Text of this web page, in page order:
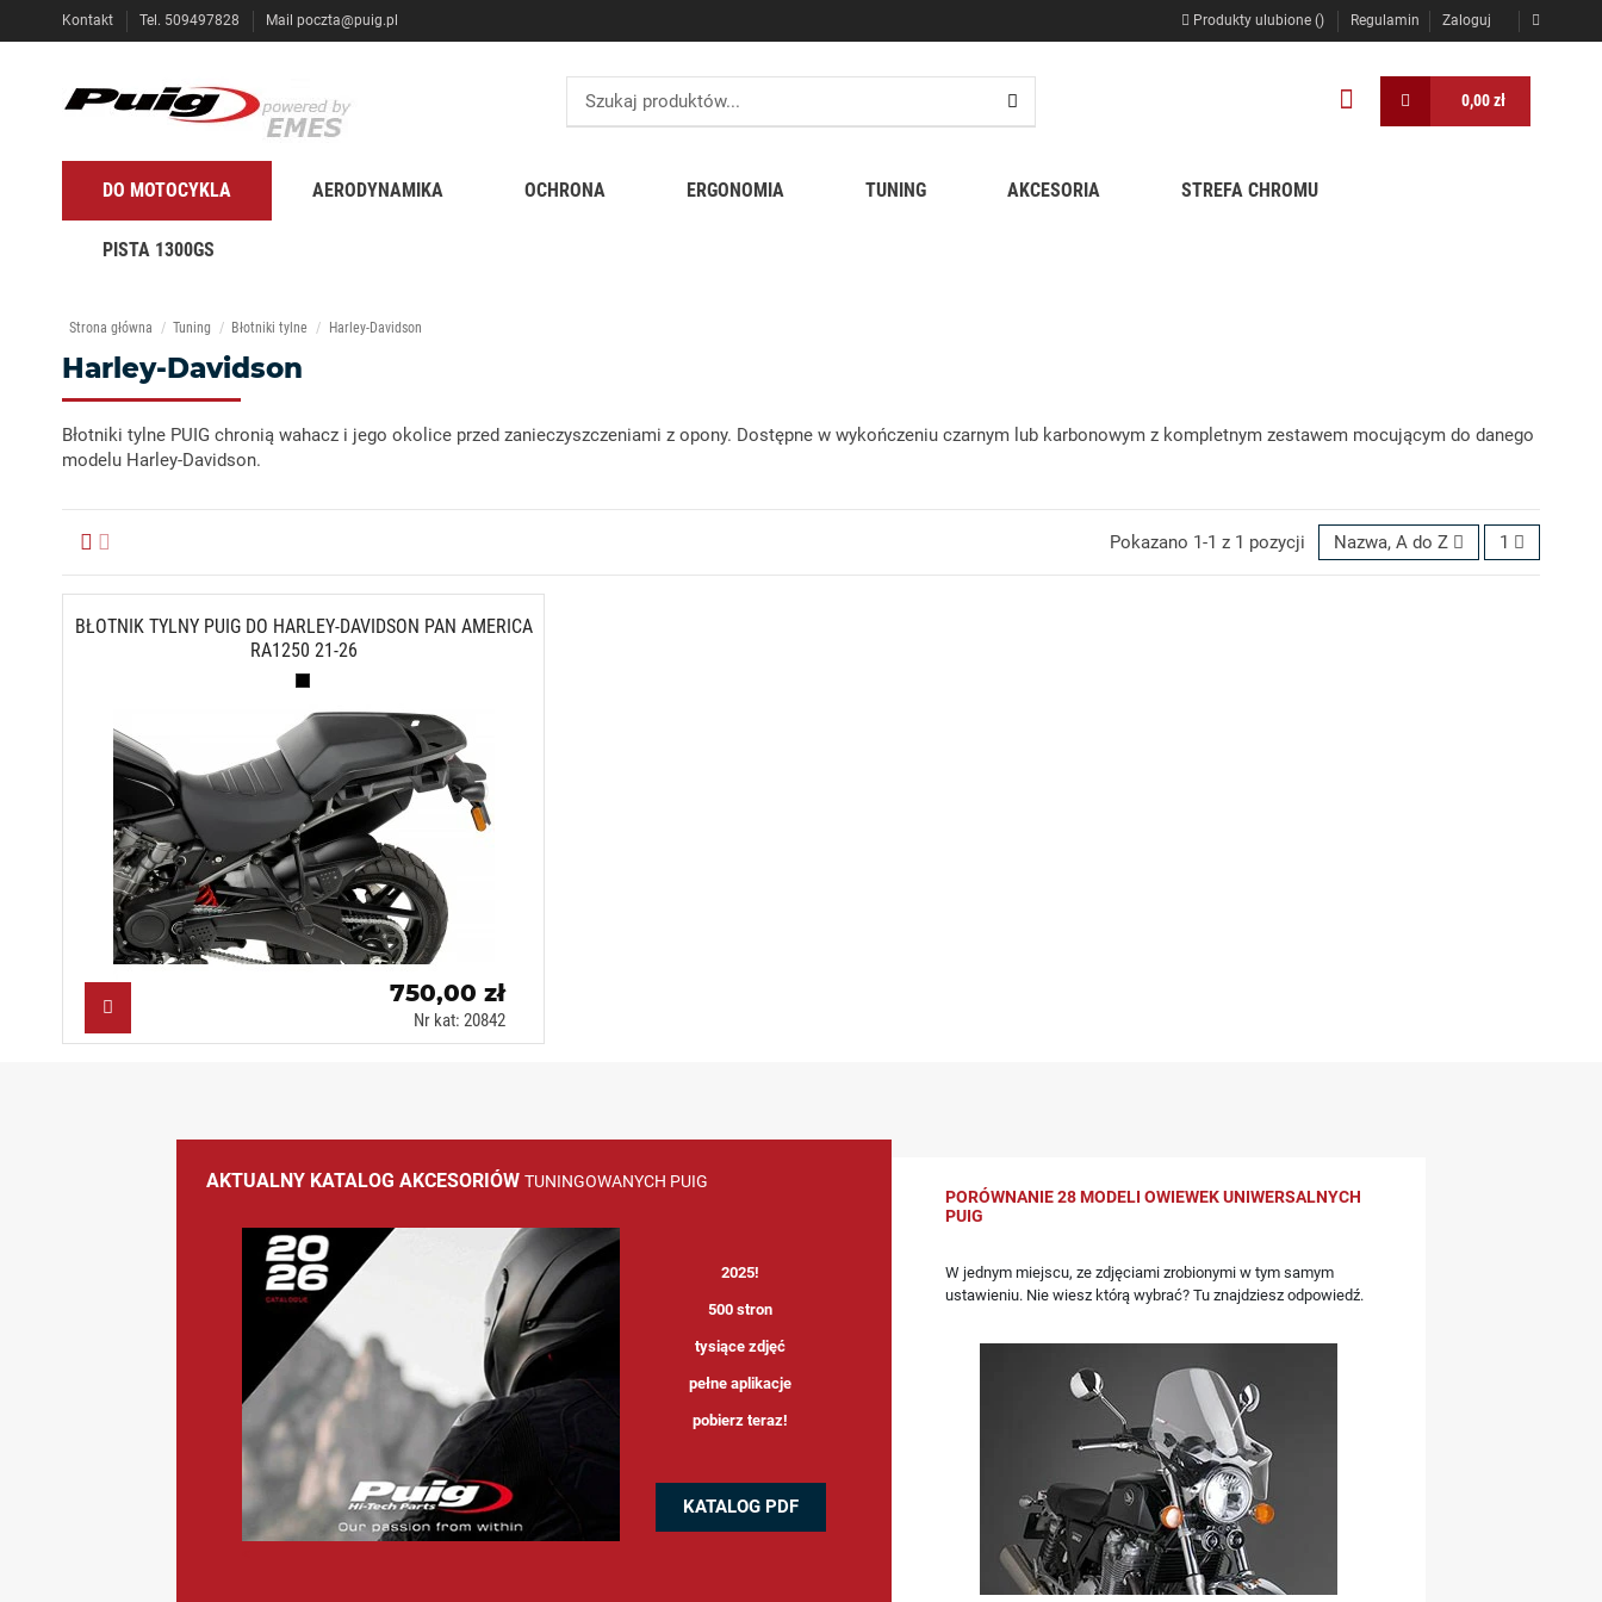
Kontakt Tel. 509497828 Mail poczta@puig.pl Produkty ulubione () Regulamin Zaloguj
0,00 zł
DO MOTOCYKLA AERODYNAMIKA OCHRONA ERGONOMIA TUNING AKCESORIA STREFA CHROMU
PISTA 1300GS
Strona główna Tuning Błotniki tylne Harley-Davidson
Harley-Davidson
Błotniki tylne PUIG chronią wahacz i jego okolice przed zanieczyszczeniami z opony. Dostępne w wykończeniu czarnym lub karbonowym z kompletnym zestawem mocującym do danego
modelu Harley-Davidson.
Pokazano 1-1 z 1 pozycji Nazwa, A do Z 1
BŁOTNIK TYLNY PUIG DO HARLEY-DAVIDSON PAN AMERICA
RA1250 21-26
Czarny mat (J)
750,00 zł
Nr kat: 20842
AKTUALNY KATALOG AKCESORIÓW TUNINGOWANYCH PUIG
2025!
500 stron
tysiące zdjęć
pełne aplikacje
pobierz teraz!
KATALOG PDF
PORÓWNANIE 28 MODELI OWIEWEK UNIWERSALNYCH
PUIG
W jednym miejscu, ze zdjęciami zrobionymi w tym samym
ustawieniu. Nie wiesz którą wybrać? Tu znajdziesz odpowiedź.